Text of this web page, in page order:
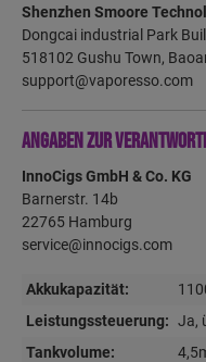
Shenzhen Smoore
Dongcai industrial Park
518102 Gushu Town,
support@vaporesso.com
Angaben zur
InnoCigs GmbH & Co. KG
Barnerstr. 14b
22765 Hamburg
service@innocigs.com
Akkukapazität:
Leistungssteuerung: Ja,
Tankvolume: